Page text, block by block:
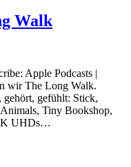
Walk
Apple Podcasts |
wir The Long Walk.
gehört, gefühlt: Stick,
Tiny Bookshop,
UHDs…